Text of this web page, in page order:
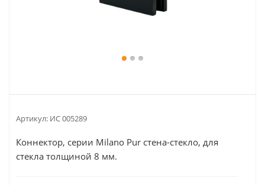
Артикул: ИС 005289
Коннектор, серии Milano Pur стена-стекло, для
стекла толщиной 8 мм.